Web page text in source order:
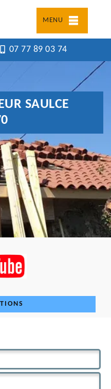
MENU
07 77 89 03 74
SAULCE